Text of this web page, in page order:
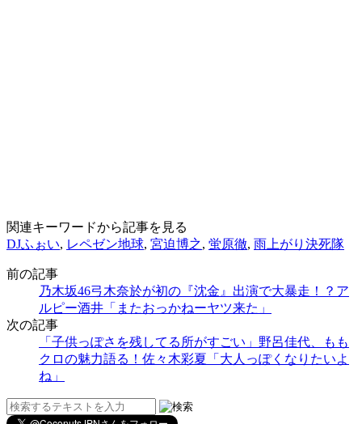
関連キーワードから記事を見る
DJふぉい, レペゼン地球, 宮迫博之, 蛍原徹, 雨上がり決死隊
前の記事
乃木坂46弓木奈於が初の『沈金』出演で大暴走！？ア
ルピー酒井「またおっかねーヤツ来た」
次の記事
「子供っぽさを残してる所がすごい」野呂佳代、もも
クロの魅力語る！佐々木彩夏「大人っぽくなりたいよ
ね」